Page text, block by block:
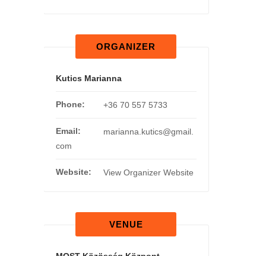
ORGANIZER
Kutics Marianna
Phone: +36 70 557 5733
Email:
marianna.kutics@gmail.
com
Website: View Organizer Website
VENUE